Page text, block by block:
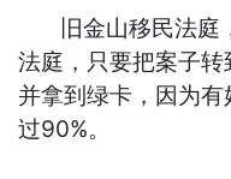
旧金山移民法庭
法庭，只要把案子
并拿到绿卡，因为
过90%。